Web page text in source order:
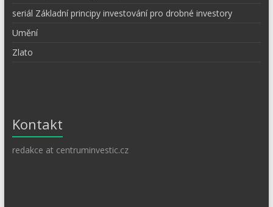
seriál Základní principy investování pro drobné investory
Umění
Zlato
Kontakt
redakce at centruminvestic.cz